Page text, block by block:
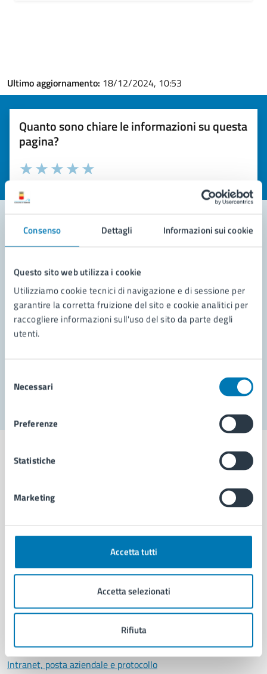
Consenso Dettagli Informazioni sui cookie
Questo sito web utilizza i cookie
Utilizziamo cookie tecnici di navigazione e di sessione per
garantire la corretta fruizione del sito e cookie analitici per
raccogliere informazioni sull'uso del sito da parte degli
utenti.
delNecessari
Preferenze
Statistiche
Marketing
Accetta tutti
Accetta selezionati
Rifiuta
Ultimo aggiornamento: 18/12/2024, 10:53
Quanto sono chiare le informazioni su questa
pagina?
Valuta la chiarezza delle informazioni (da 1 a 5 stelle)
Seleziona il numero di stelle per valutare la chiarezza delle
Contatta il comune
Leggi le domande frequenti
Richiedi assistenza
Prenota appuntamento
Comune di Napoli
AMMINISTRAZIONE
Organi di governo
Municipalità
Enti e fondazioni
Documenti e dati
Intranet, posta aziendale e protocollo